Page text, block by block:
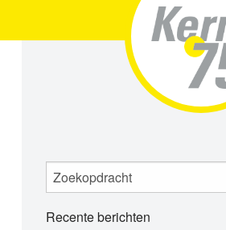
Recente berichten